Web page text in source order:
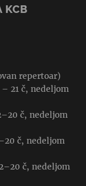
KCB
repertoar)
21 č, nedeljom
č, nedeljom
č, nedeljom
č, nedeljom